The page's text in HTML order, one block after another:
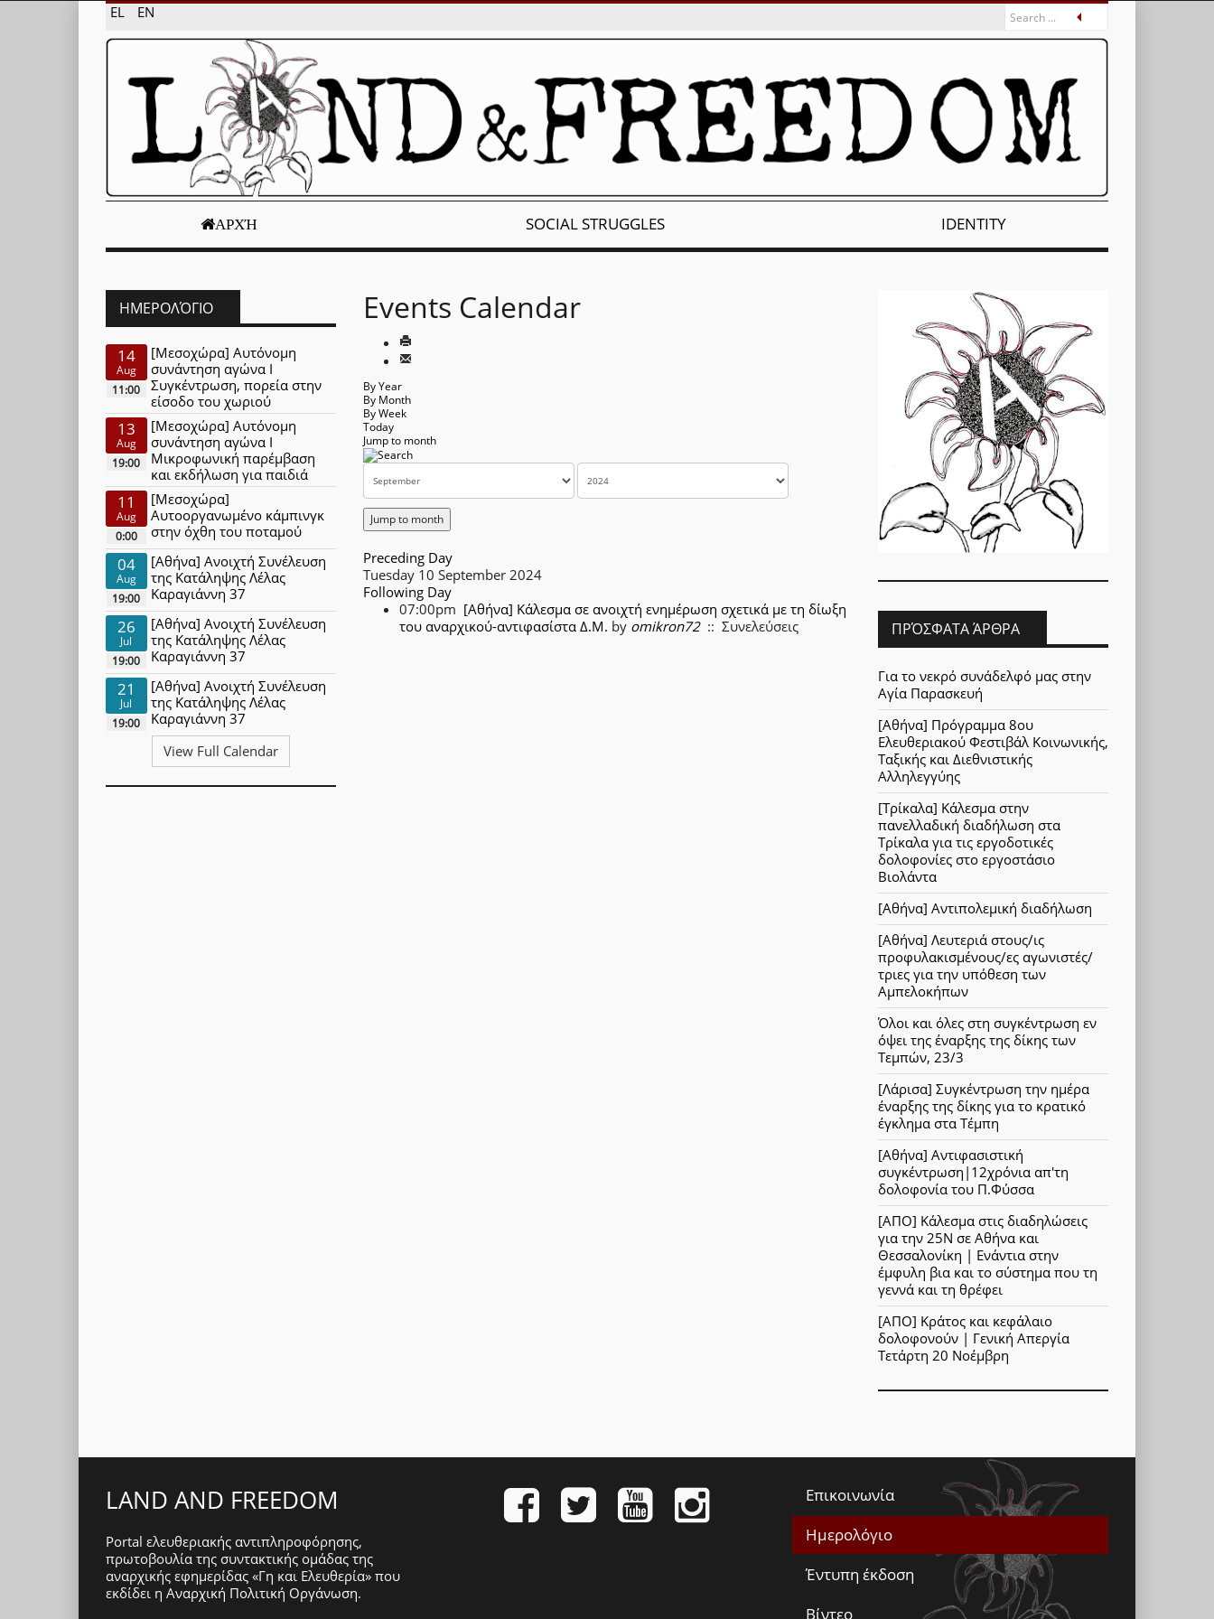
EL EN
ΑΡΧΉ SOCIAL STRUGGLES IDENTITY
Events Calendar
By Year
By Month
By Week
Today
Jump to month
Jump to month
Preceding Day
Tuesday 10 September 2024
Following Day
07:00pm [Αθήνα] Κάλεσμα σε ανοιχτή ενημέρωση σχετικά με τη δίωξη
του αναρχικού-αντιφασίστα Δ.Μ. by omikron72:: Συνελεύσεις
ΗΜΕΡΟΛΌΓΙΟ
14
Aug
11:00
[Μεσοχώρα] Αυτόνομη
συνάντηση αγώνα Ι
Συγκέντρωση, πορεία στην
είσοδο του χωριού
13
Aug
19:00
[Μεσοχώρα] Αυτόνομη
συνάντηση αγώνα Ι
Μικροφωνική παρέμβαση
και εκδήλωση για παιδιά
11
Aug
0:00
[Μεσοχώρα]
Αυτοοργανωμένο κάμπινγκ
στην όχθη του ποταμού
04
Aug
19:00
[Αθήνα] Ανοιχτή Συνέλευση
της Κατάληψης Λέλας
Καραγιάννη 37
26
Jul
19:00
[Αθήνα] Ανοιχτή Συνέλευση
της Κατάληψης Λέλας
Καραγιάννη 37
21
Jul
19:00
[Αθήνα] Ανοιχτή Συνέλευση
της Κατάληψης Λέλας
Καραγιάννη 37
View Full Calendar
ΠΡΌΣΦΑΤΑ ΆΡΘΡΑ
Για το νεκρό συνάδελφό μας στην
Αγία Παρασκευή
[Αθήνα] Πρόγραμμα 8ου
Ελευθεριακού Φεστιβάλ Κοινωνικής,
Ταξικής και Διεθνιστικής
Αλληλεγγύης
[Τρίκαλα] Κάλεσμα στην
πανελλαδική διαδήλωση στα
Τρίκαλα για τις εργοδοτικές
δολοφονίες στο εργοστάσιο
Βιολάντα
[Αθήνα] Αντιπολεμική διαδήλωση
[Αθήνα] Λευτεριά στους/ις
προφυλακισμένους/ες αγωνιστές/
τριες για την υπόθεση των
Αμπελοκήπων
Όλοι και όλες στη συγκέντρωση εν
όψει της έναρξης της δίκης των
Τεμπών, 23/3
[Λάρισα] Συγκέντρωση την ημέρα
έναρξης της δίκης για το κρατικό
έγκλημα στα Τέμπη
[Αθήνα] Αντιφασιστική
συγκέντρωση|12χρόνια απ'τη
δολοφονία του Π.Φύσσα
[ΑΠΟ] Κάλεσμα στις διαδηλώσεις
για την 25Ν σε Αθήνα και
Θεσσαλονίκη | Ενάντια στην
έμφυλη βια και το σύστημα που τη
γεννά και τη θρέφει
[ΑΠΟ] Κράτος και κεφάλαιο
δολοφονούν | Γενική Απεργία
Τετάρτη 20 Νοέμβρη
LAND AND FREEDOM
Portal ελευθεριακής αντιπληροφόρησης,
πρωτοβουλία της συντακτικής ομάδας της
αναρχικής εφημερίδας «Γη και Ελευθερία» που
εκδίδει η Αναρχική Πολιτική Οργάνωση.
Επικοινωνία
Ημερολόγιο
Έντυπη έκδοση
Βίντεο